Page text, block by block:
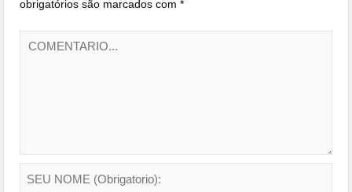
obrigatórios são marcados com*